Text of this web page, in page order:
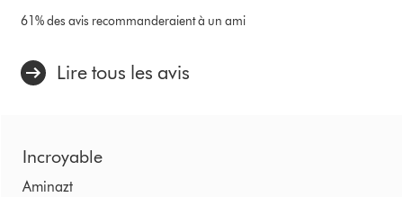
61% des avis recommanderaient à un ami
Lire tous les avis
Incroyable
Aminazt